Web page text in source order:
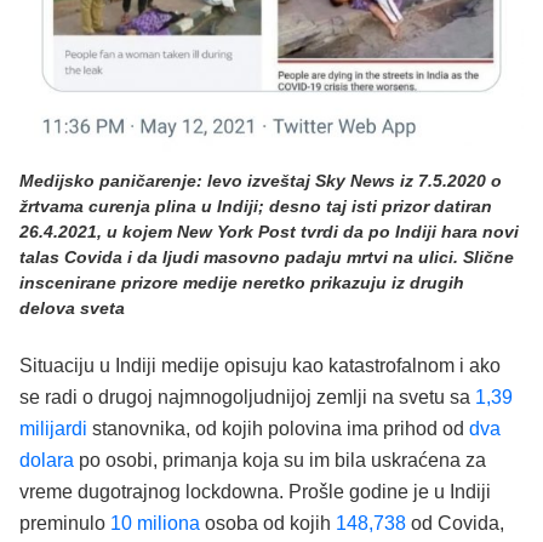
Medijsko paničarenje: levo izveštaj Sky News iz 7.5.2020 o
žrtvama curenja plina u Indiji; desno taj isti prizor datiran
26.4.2021, u kojem New York Post tvrdi da po Indiji hara novi
talas Covida i da ljudi masovno padaju mrtvi na ulici. Slične
inscenirane prizore medije neretko prikazuju iz drugih
delova sveta
Situaciju u Indiji medije opisuju kao katastrofalnom i ako
se radi o drugoj najmnogoljudnijoj zemlji na svetu sa 1,39
milijardi stanovnika, od kojih polovina ima prihod od dva
dolara po osobi, primanja koja su im bila uskraćena za
vreme dugotrajnog lockdowna. Prošle godine je u Indiji
preminulo 10 miliona osoba od kojih 148,738 od Covida,